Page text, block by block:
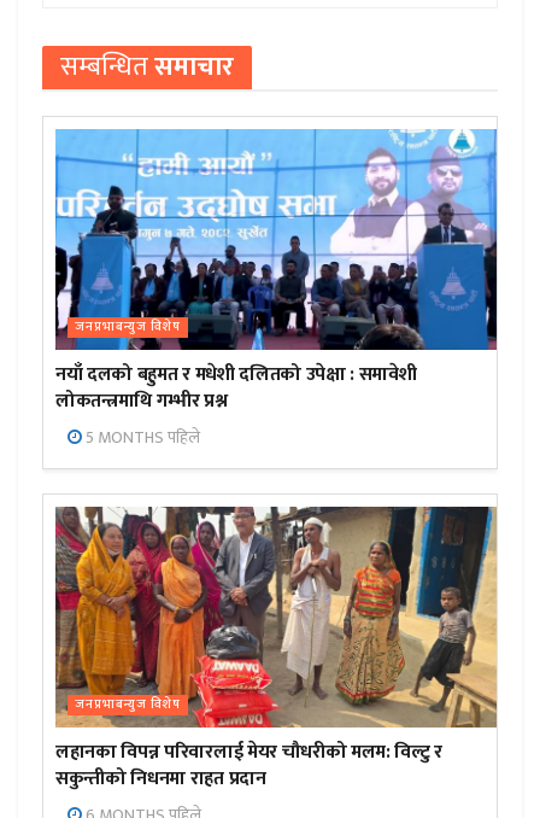
सम्बन्धितसमाचार
जनप्रभाबन्युज विशेष
नयाँ दलको बहुमत र मधेशी दलितको उपेक्षा : समावेशी
लोकतन्त्रमाथि गम्भीर प्रश्न
5 MONTHS पहिले
जनप्रभाबन्युज विशेष
लहानका विपन्न परिवारलाई मेयर चौधरीको मलम: विल्टु र
सकुन्तीको निधनमा राहत प्रदान